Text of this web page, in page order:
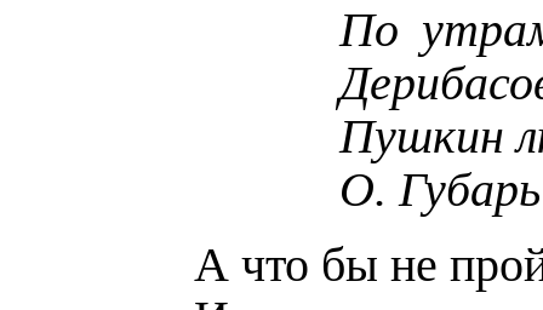
По
Пушкин
О. Губарь
А что бы не